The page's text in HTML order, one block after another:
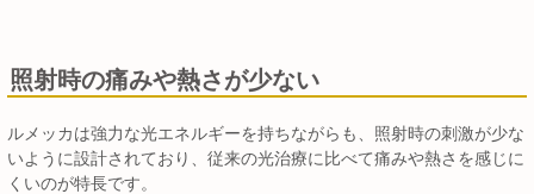
照射時の痛みや熱さが少ない
ルメッカは強力な光エネルギーを持ちながらも、照射時の刺激が少な
いように設計されており、従来の光治療に比べて痛みや熱さを感じに
くいのが特長です。